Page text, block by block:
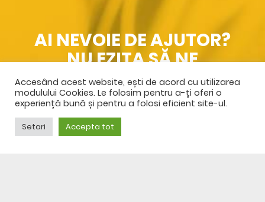
AI NEVOIE DE AJUTOR?
NU EZITA SĂ NE
CONTACTEZI
SPRE CONTACT
Accesând acest website, ești de acord cu utilizarea
modulului Cookies. Le folosim pentru a-ți oferi o
experiență bună și pentru a folosi eficient site-ul.
Setari Accepta tot